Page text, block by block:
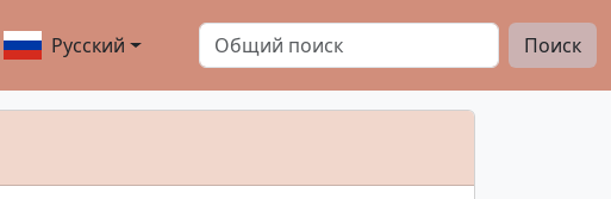
Русский Поиск